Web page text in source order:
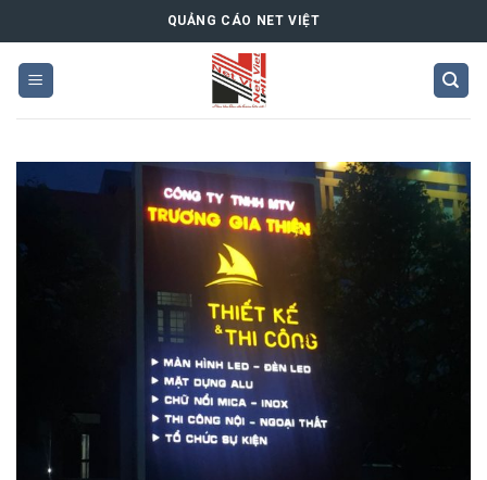
to
content
QUẢNG CÁO NET VIỆT